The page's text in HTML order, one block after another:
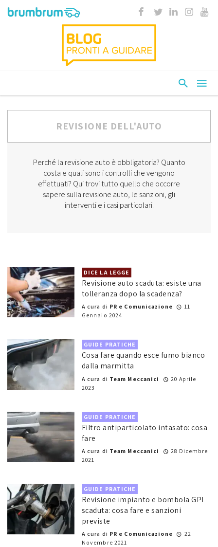
REVISIONE DELL'AUTO
Perché la revisione auto è obbligatoria? Quanto
costa e quali sono i controlli che vengono
effettuati? Qui trovi tutto quello che occorre
sapere sulla revisione auto, le sanzioni, gli
interventi e i casi particolari.
DICE LA LEGGE
Revisione auto scaduta: esiste una
tolleranza dopo la scadenza?
A cura di PR e Comunicazione
11
Gennaio 2024
GUIDE PRATICHE
Cosa fare quando esce fumo bianco
dalla marmitta
A cura di Team Meccanici
20 Aprile
2023
GUIDE PRATICHE
Filtro antiparticolato intasato: cosa
fare
A cura di Team Meccanici
28 Dicembre
2021
GUIDE PRATICHE
Revisione impianto e bombola GPL
scaduta: cosa fare e sanzioni
previste
A cura di PR e Comunicazione
22
Novembre 2021